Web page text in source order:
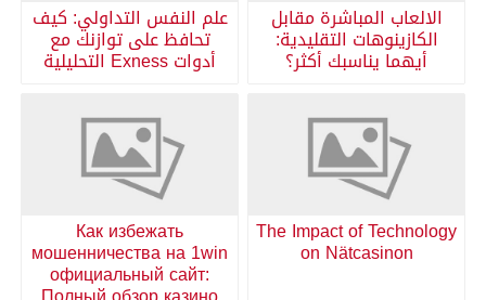
الالعاب المباشرة مقابل
الكازينوهات التقليدية:
أيهما يناسبك أكثر؟
علم النفس التداولي: كيف
تحافظ على توازنك مع
أدوات Exness التحليلية
The Impact of Technology
on Nätcasinon
Как избежать
мошенничества на 1win
официальный сайт: